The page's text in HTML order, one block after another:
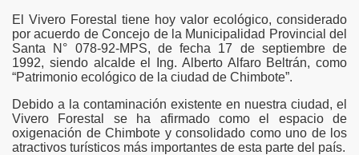
El Vivero Forestal tiene hoy valor ecológico, considerado
por acuerdo de Concejo de la Municipalidad Provincial del
Santa N° 078-92-MPS, de fecha 17 de septiembre de
1992, siendo alcalde el Ing. Alberto Alfaro Beltrán, como
“Patrimonio ecológico de la ciudad de Chimbote”.
Debido a la contaminación existente en nuestra ciudad, el
Vivero Forestal se ha afirmado como el espacio de
oxigenación de Chimbote y consolidado como uno de los
atractivos turísticos más importantes de esta parte del país.
Puerto Querido